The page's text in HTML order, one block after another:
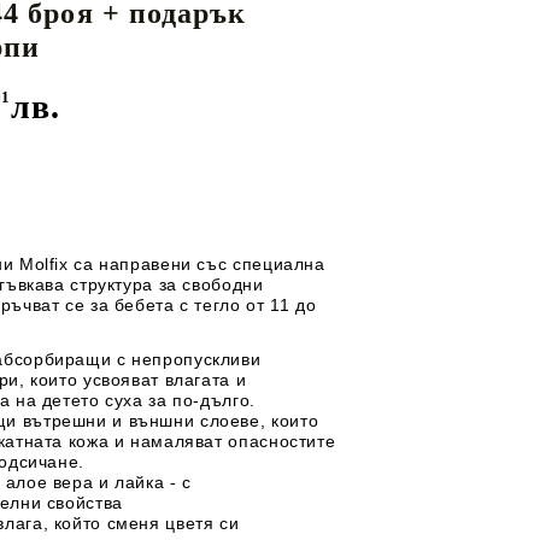
майки
ЗА
Перилни препарати
броя + подарък
лв.
Molfix са направени със специална
структура за свободни
се за бебета с тегло от 11 до
с непропускливи
които усвояват влагата и
на детето суха за по-дълго.
вътрешни и външни слоеве, които
кожа и намаляват опасностите
алое вера и лайка - с
свойства
който сменя цветя си